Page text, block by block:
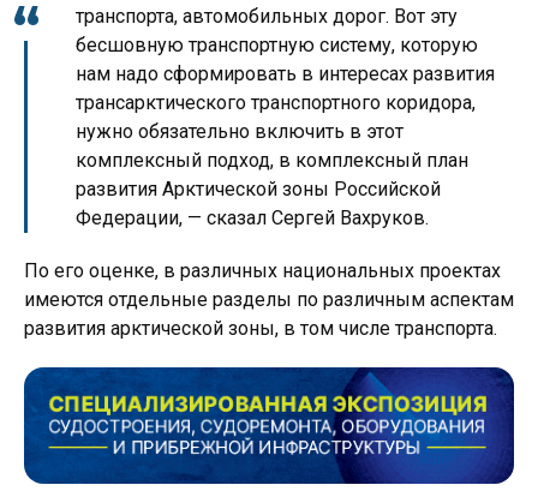
транспорта, автомобильных дорог. Вот эту
бесшовную транспортную систему, которую
нам надо сформировать в интересах развития
трансарктического транспортного коридора,
нужно обязательно включить в этот
комплексный подход, в комплексный план
развития Арктической зоны Российской
Федерации, — сказал Сергей Вахруков.
По его оценке, в различных национальных проектах
имеются отдельные разделы по различным аспектам
развития арктической зоны, в том числе транспорта.